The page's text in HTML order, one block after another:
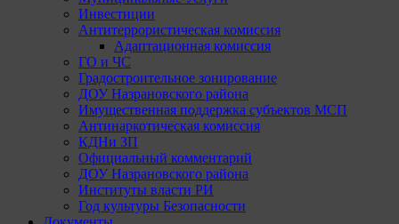
Инвестиции
Антитеррористическая комиссия
Адаптационная комиссия
ГО и ЧС
Градостроительное зонирование
ДОУ Назрановского района
Имущественная поддержка субъектов МСП
Антинаркотическая комиссия
КДНи ЗП
Официальный комментарий
ДОУ Назрановского района
Институты власти РИ
Год культуры Безопасности